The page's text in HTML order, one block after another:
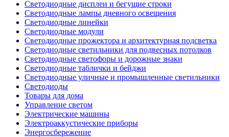
Светодиодные дисплеи и бегущие строки
Светодиодные лампы дневного освещения
Светодиодные линейки
Светодиодные модули
Светодиодные прожектора и архитектурная подсветка
Светодиодные светильники для подвесных потолков
Светодиодные светофоры и дорожные знаки
Светодиодные таблички и бейджи
Светодиодные уличные и промышленные светильники
Светодиоды
Товары для дома
Управление светом
Электрические машины
Электроаккустические приборы
Энергосбережение